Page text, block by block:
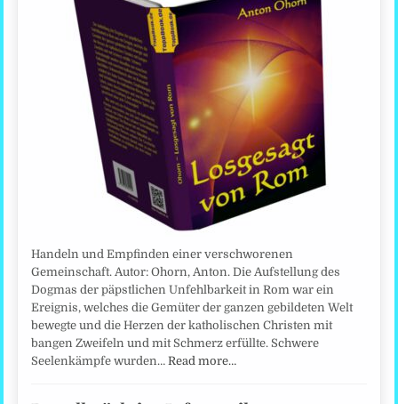
Handeln und Empfinden einer verschworenen
Gemeinschaft. Autor: Ohorn, Anton. Die Aufstellung des
Dogmas der päpstlichen Unfehlbarkeit in Rom war ein
Ereignis, welches die Gemüter der ganzen gebildeten Welt
bewegte und die Herzen der katholischen Christen mit
bangen Zweifeln und mit Schmerz erfüllte. Schwere
Seelenkämpfe wurden…Read more…